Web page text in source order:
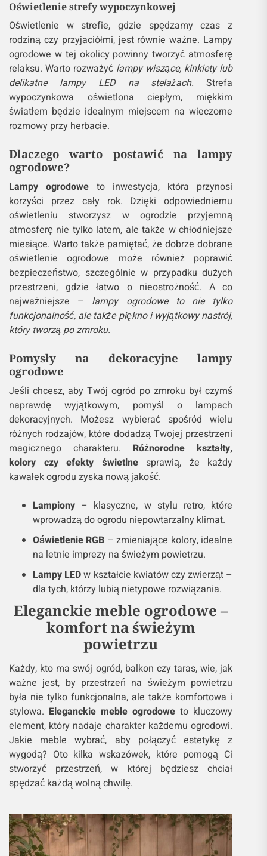
Oświetlenie strefy wypoczynkowej
Oświetlenie w strefie, gdzie spędzamy czas z
rodziną czy przyjaciółmi, jest równie ważne. Lampy
ogrodowe w tej okolicy powinny tworzyć atmosferę
relaksu. Warto rozważyć lampy wiszące, kinkiety lub
delikatne lampy LED na stelażach.Strefa
wypoczynkowa oświetlona ciepłym, miękkim
światłem będzie idealnym miejscem na wieczorne
rozmowy przy herbacie.
Dlaczego warto postawić na lampy
ogrodowe?
Lampy ogrodowe to inwestycja, która przynosi
korzyści przez cały rok. Dzięki odpowiedniemu
oświetleniu stworzysz w ogrodzie przyjemną
atmosferę nie tylko latem, ale także w chłodniejsze
miesiące. Warto także pamiętać, że dobrze dobrane
oświetlenie ogrodowe może również poprawić
bezpieczeństwo, szczególnie w przypadku dużych
przestrzeni, gdzie łatwo o nieostrożność. A co
najważniejsze – lampy ogrodowe to nie tylko
funkcjonalność, ale także piękno i wyjątkowy nastrój,
który tworzą po zmroku.
Pomysły na dekoracyjne lampy
ogrodowe
Jeśli chcesz, aby Twój ogród po zmroku był czymś
naprawdę wyjątkowym, pomyśl o lampach
dekoracyjnych. Możesz wybierać spośród wielu
różnych rodzajów, które dodadzą Twojej przestrzeni
magicznego charakteru. Różnorodne kształty,
kolory czy efekty świetlnesprawią, że każdy
kawałek ogrodu zyska nową jakość.
Lampiony – klasyczne, w stylu retro, które
wprowadzą do ogrodu niepowtarzalny klimat.
Oświetlenie RGB – zmieniające kolory, idealne
na letnie imprezy na świeżym powietrzu.
Lampy LEDw kształcie kwiatów czy zwierząt –
dla tych, którzy lubią nietypowe rozwiązania.
Eleganckie meble ogrodowe –
komfort na świeżym
powietrzu
Każdy, kto ma swój ogród, balkon czy taras, wie, jak
ważne jest, by przestrzeń na świeżym powietrzu
była nie tylko funkcjonalna, ale także komfortowa i
stylowa. Eleganckie meble ogrodowe to kluczowy
element, który nadaje charakter każdemu ogrodowi.
Jakie meble wybrać, aby połączyć estetykę z
wygodą? Oto kilka wskazówek, które pomogą Ci
stworzyć przestrzeń, w której będziesz chciał
spędzać każdą wolną chwilę.